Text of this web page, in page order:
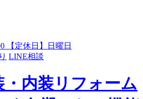
【定休日】日曜日
LINE相談